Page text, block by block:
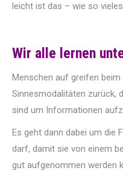
leicht ist das – wie so
Wir alle lernen
Menschen auf greifen
Sinnesmodalitäten zurück,
sind um Informationen
Es geht dann dabei um die
darf, damit sie von einem
gut aufgenommen werden